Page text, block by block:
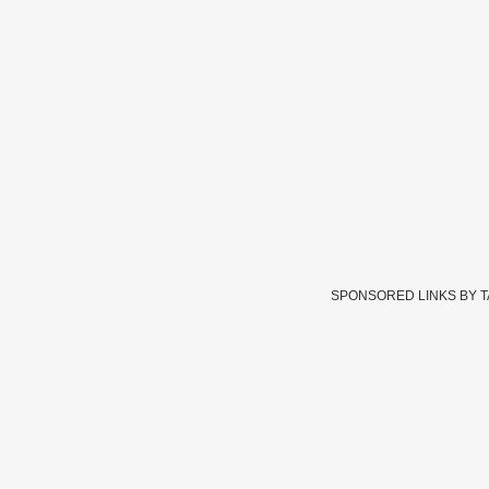
SPONSORED LINKS BY